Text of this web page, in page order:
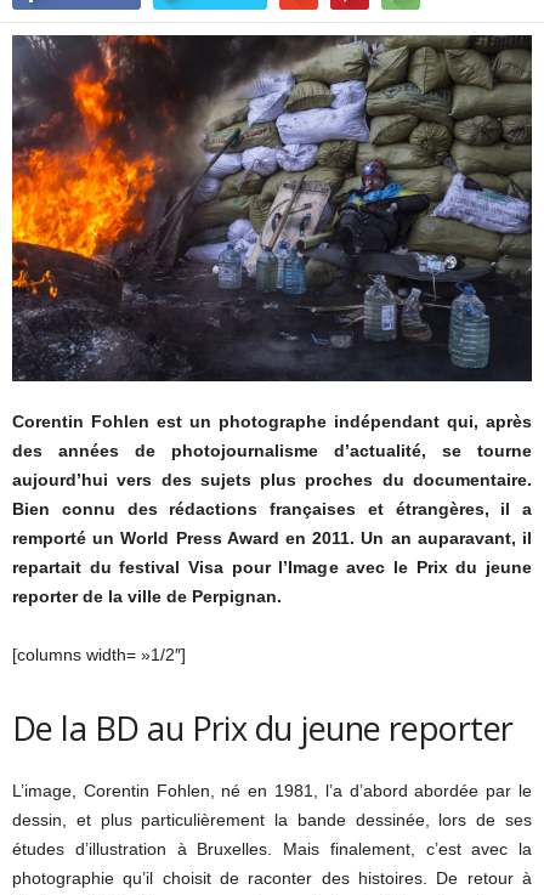
Corentin Fohlen est un photographe indépendant qui, après
des années de photojournalisme d’actualité, se tourne
aujourd’hui vers des sujets plus proches du documentaire.
Bien connu des rédactions françaises et étrangères, il a
remporté un World Press Award en 2011. Un an auparavant, il
repartait du festival Visa pour l’Image avec le Prix du jeune
reporter de la ville de Perpignan.
[columns width= »1/2″]
De la BD au Prix du jeune reporter
L’image, Corentin Fohlen, né en 1981, l’a d’abord abordée par le
dessin, et plus particulièrement la bande dessinée, lors de ses
études d’illustration à Bruxelles. Mais finalement, c’est avec la
photographie qu’il choisit de raconter des histoires. De retour à